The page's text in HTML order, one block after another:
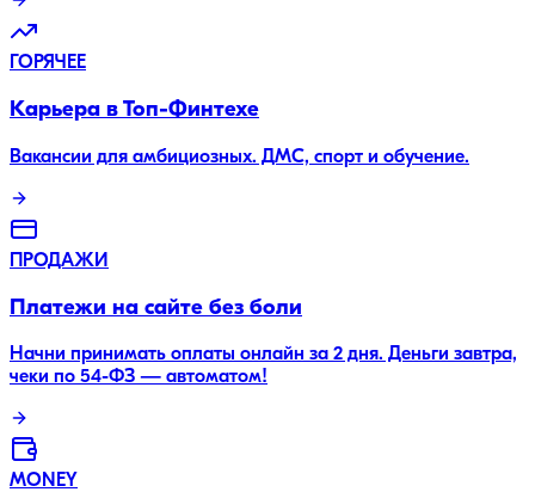
ГОРЯЧЕЕ
Карьера в Топ-Финтехе
Вакансии для амбициозных. ДМС, спорт и обучение.
ПРОДАЖИ
Платежи на сайте без боли
Начни принимать оплаты онлайн за 2 дня. Деньги завтра,
чеки по 54-ФЗ — автоматом!
MONEY